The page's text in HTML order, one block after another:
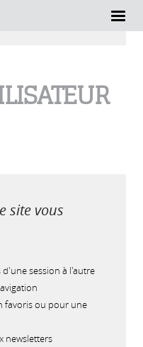
site vous
session à l'autre
favoris ou pour une
newsletters